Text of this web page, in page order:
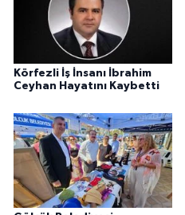
Körfezli İş İnsanı İbrahim
Ceyhan Hayatını Kaybetti